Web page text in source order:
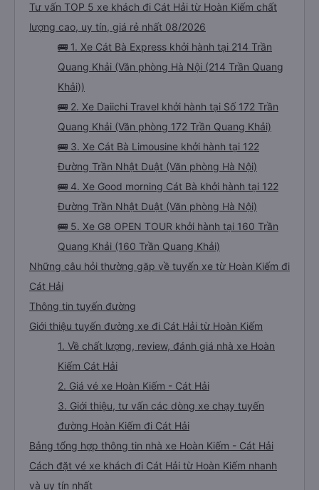
Tư vấn TOP 5 xe khách đi Cát Hải từ Hoàn Kiếm chất
lượng cao, uy tín, giá rẻ nhất 08/2026
🚌 1. Xe Cát Bà Express khởi hành tại 214 Trần
Quang Khải (Văn phòng Hà Nội (214 Trần Quang
Khải))
🚌 2. Xe Daiichi Travel khởi hành tại Số 172 Trần
Quang Khải (Văn phòng 172 Trần Quang Khải)
🚌 3. Xe Cát Bà Limousine khởi hành tại 122
Đường Trần Nhật Duật (Văn phòng Hà Nội)
🚌 4. Xe Good morning Cát Bà khởi hành tại 122
Đường Trần Nhật Duật (Văn phòng Hà Nội)
🚌 5. Xe G8 OPEN TOUR khởi hành tại 160 Trần
Quang Khải (160 Trần Quang Khải)
Những câu hỏi thường gặp về tuyến xe từ Hoàn Kiếm đi
Cát Hải
Thông tin tuyến đường
Giới thiệu tuyến đường xe đi Cát Hải từ Hoàn Kiếm
1. Về chất lượng, review, đánh giá nhà xe Hoàn
Kiếm Cát Hải
2. Giá vé xe Hoàn Kiếm - Cát Hải
3. Giới thiệu, tư vấn các dòng xe chạy tuyến
đường Hoàn Kiếm đi Cát Hải
Bảng tổng hợp thông tin nhà xe Hoàn Kiếm - Cát Hải
Cách đặt vé xe khách đi Cát Hải từ Hoàn Kiếm nhanh
và uy tín nhất